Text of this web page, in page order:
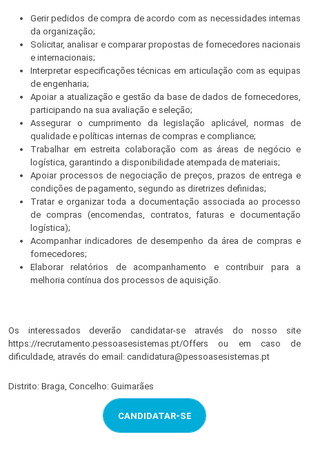
Gerir pedidos de compra de acordo com as necessidades internas
da organização;
Solicitar, analisar e comparar propostas de fornecedores nacionais
e internacionais;
Interpretar especificações técnicas em articulação com as equipas
de engenharia;
Apoiar a atualização e gestão da base de dados de fornecedores,
participando na sua avaliação e seleção;
Assegurar o cumprimento da legislação aplicável, normas de
qualidade e políticas internas de compras e compliance;
Trabalhar em estreita colaboração com as áreas de negócio e
logística, garantindo a disponibilidade atempada de materiais;
Apoiar processos de negociação de preços, prazos de entrega e
condições de pagamento, segundo as diretrizes definidas;
Tratar e organizar toda a documentação associada ao processo
de compras (encomendas, contratos, faturas e documentação
logística);
Acompanhar indicadores de desempenho da área de compras e
fornecedores;
Elaborar relatórios de acompanhamento e contribuir para a
melhoria contínua dos processos de aquisição.
Os interessados deverão candidatar-se através do nosso site
https://recrutamento.pessoasesistemas.pt/Offers ou em caso de
dificuldade, através do email: candidatura@pessoasesistemas.pt
Distrito: Braga, Concelho: Guimarães
CANDIDATAR-SE